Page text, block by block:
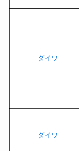
ダイワ
ダイワ